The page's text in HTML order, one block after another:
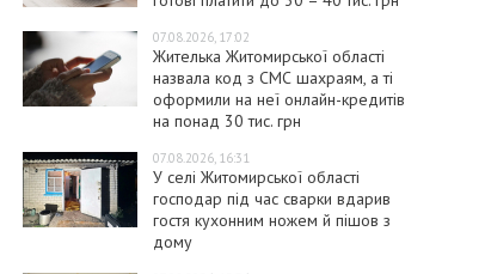
07.08.2026, 17:02
Жителька Житомирської області
назвала код з СМС шахраям, а ті
оформили на неї онлайн-кредитів
на понад 30 тис. грн
07.08.2026, 16:31
У селі Житомирської області
господар під час сварки вдарив
гостя кухонним ножем й пішов з
дому